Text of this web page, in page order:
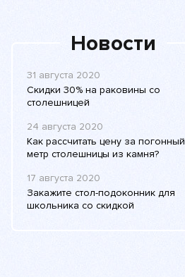
Новости
31 августа 2020
Скидки 30% на раковины со
столешницей
24 августа 2020
Как рассчитать цену за погонный
метр столешницы из камня?
17 августа 2020
Закажите стол-подоконник для
школьника со скидкой